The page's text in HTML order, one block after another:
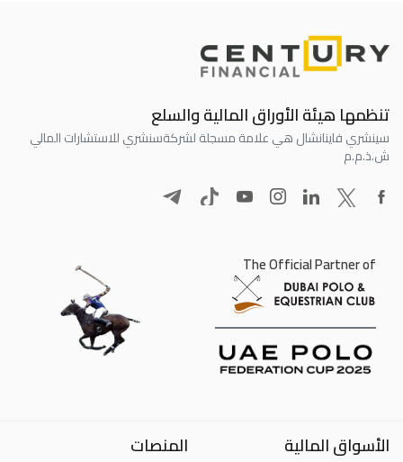
تنظمها هيئة الأوراق المالية والسلع
سينشري فاينانشال هي علامة مسجلة لشركةسنشري للاستشارات المالي
ش.ذ.م.م
The Official Partner of
الأسواق المالية المنصات